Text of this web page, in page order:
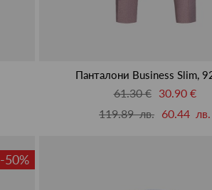
Панталони Business Slim,
61.30 €
30.90 €
119.89 лв. 60.44 лв.
-50%